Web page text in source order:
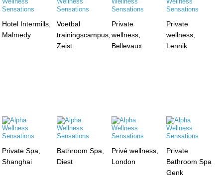
Hotel Intermills,
Malmedy
Voetbal
trainingscampus,
Zeist
Private
wellness,
Bellevaux
Private
wellness,
Lennik
Private Spa,
Shanghai
Bathroom Spa,
Diest
Privé wellness,
London
Private
Bathroom Spa
Genk